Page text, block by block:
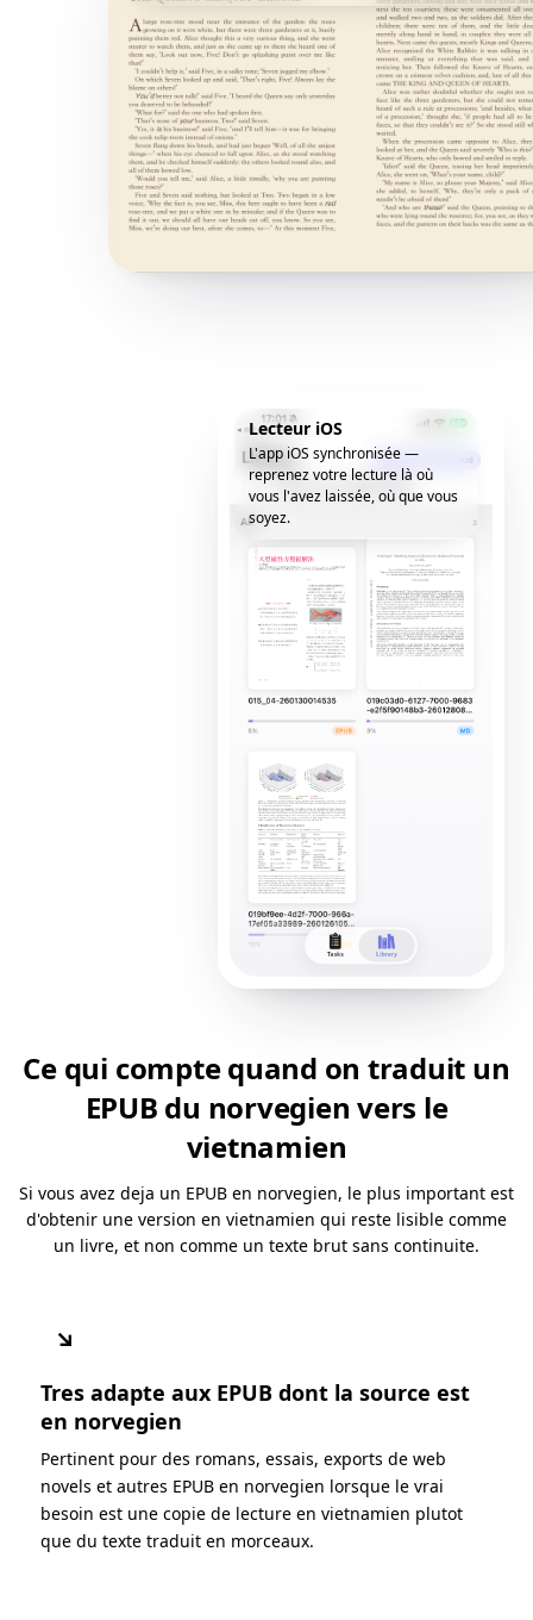
Lecteur iOS
L'app iOS synchronisée —
reprenez votre lecture là où
vous l'avez laissée, où que vous
soyez.
Ce qui compte quand on traduit un
EPUB du norvegien vers le
vietnamien
Si vous avez deja un EPUB en norvegien, le plus important est
d'obtenir une version en vietnamien qui reste lisible comme
un livre, et non comme un texte brut sans continuite.
↘
Tres adapte aux EPUB dont la source est
en norvegien
Pertinent pour des romans, essais, exports de web
novels et autres EPUB en norvegien lorsque le vrai
besoin est une copie de lecture en vietnamien plutot
que du texte traduit en morceaux.